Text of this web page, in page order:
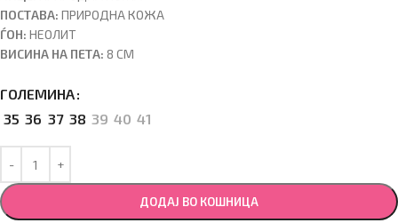
ПОСТАВА: ПРИРОДНА КОЖА
ЃОН: НЕОЛИТ
ВИСИНА НА ПЕТА: 8 CM
ГОЛЕМИНА
35 36 37 38 39 40 41
ДОДАЈ ВО КОШНИЦА